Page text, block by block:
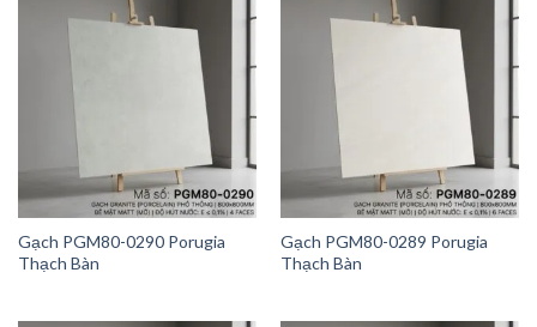
Gạch PGM80-0290 Porugia
Thạch Bàn
Gạch PGM80-0289 Porugia
Thạch Bàn